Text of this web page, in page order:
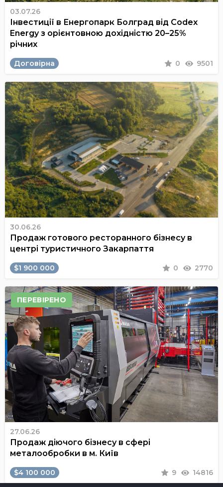
03.07.26
Інвестиції в Енергопарк Болград від Codex
Energy з орієнтовною дохідністю 20–25%
річних
Договірна 0 9501
30.06.26
Продаж готового ресторанного бізнесу в
центрі туристичного Закарпаття
$1 900 000 0 2770
ПЕРЕВІРЕНО
27.06.26
Продаж діючого бізнесу в сфері
металообробки в м. Київ
$4 100 000 9 14816